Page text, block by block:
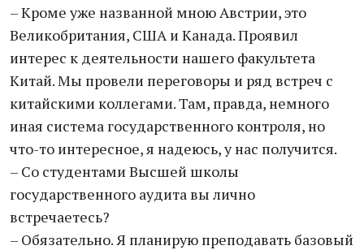
– Кроме уже названной мною Австрии, это
Великобритания, США и Канада. Проявил
интерес к деятельности нашего факультета
Китай. Мы провели переговоры и ряд встреч с
китайскими коллегами. Там, правда, немного
иная система государственного контроля, но
что-то интересное, я надеюсь, у нас получится.
– Со студентами Высшей школы
государственного аудита вы лично
встречаетесь?
– Обязательно. Я планирую преподавать базовый